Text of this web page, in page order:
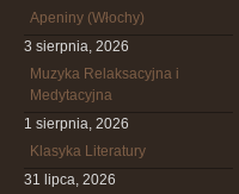
Apeniny (Włochy)
3 sierpnia, 2026
Muzyka Relaksacyjna i
Medytacyjna
1 sierpnia, 2026
Klasyka Literatury
31 lipca, 2026